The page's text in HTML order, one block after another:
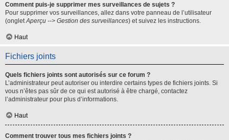
Comment puis-je supprimer mes surveillances de sujets ?
Pour supprimer vos surveillances, allez dans votre panneau de l’utilisateur
(ongletAperçu --> Gestion des surveillances) et suivez les instructions.
Haut
Fichiers joints
Quels fichiers joints sont autorisés sur ce forum ?
L’administrateur peut autoriser ou interdire certains types de fichiers joints. Si
vous n’êtes pas sûr de ce qui est autorisé à être chargé, contactez
l’administrateur pour plus d’informations.
Haut
Comment trouver tous mes fichiers joints ?